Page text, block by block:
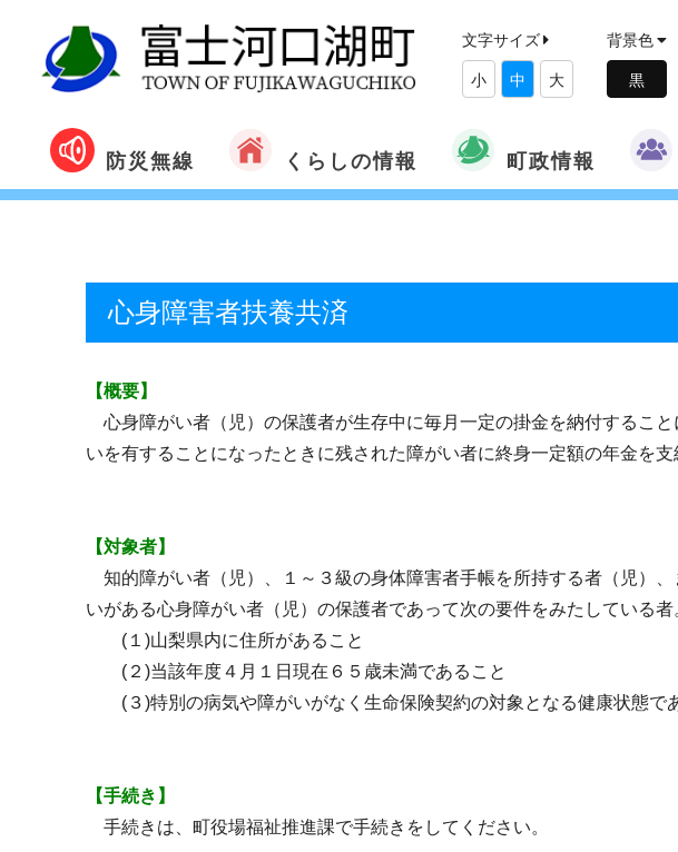
文字サイズ
小 中 大
背景色
防災無線 くらしの情報 町政情報
心身障害者扶養共済
【概要】
心身障がい者（児）の保護者が生存中に毎月一定の掛金を納付するこ
いを有することになったときに残された障がい者に終身一定額の年金を支
【対象者】
知的障がい者（児）、１～３級の身体障害者手帳を所持する者（児）
いがある心身障がい者（児）の保護者であって次の要件をみたしている者
(１)山梨県内に住所があること
(２)当該年度４月１日現在６５歳未満であること
(３)特別の病気や障がいがなく生命保険契約の対象となる健康状態で
【手続き】
手続きは、町役場福祉推進課で手続きをしてください。